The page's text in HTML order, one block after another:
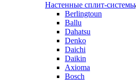
Настенные сплит-системы
Berlingtoun
Ballu
Dahatsu
Denko
Daichi
Daikin
Axioma
Bosch